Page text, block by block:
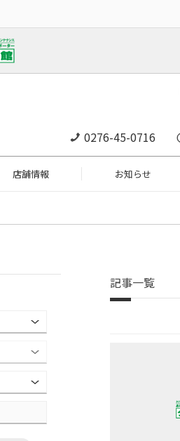
0276-45-0716
店舗情報 お知らせ
記事一覧